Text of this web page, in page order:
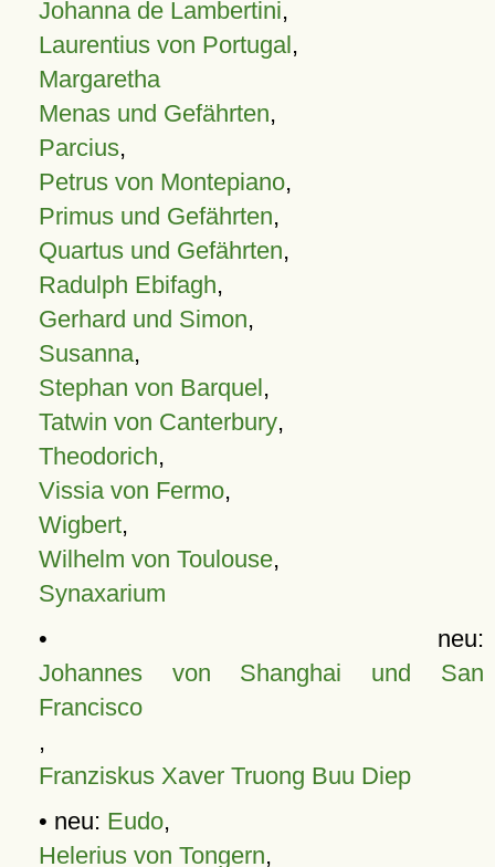
Johanna de Lambertini,
Laurentius von Portugal,
Margaretha
Menas und Gefährten,
Parcius,
Petrus von Montepiano,
Primus und Gefährten,
Quartus und Gefährten,
Radulph Ebifagh,
Gerhard und Simon,
Susanna,
Stephan von Barquel,
Tatwin von Canterbury,
Theodorich,
Vissia von Fermo,
Wigbert,
Wilhelm von Toulouse,
Synaxarium
• neu:
Johannes von Shanghai und San
Francisco
,
Franziskus Xaver Truong Buu Diep
• neu: Eudo,
Helerius von Tongern,